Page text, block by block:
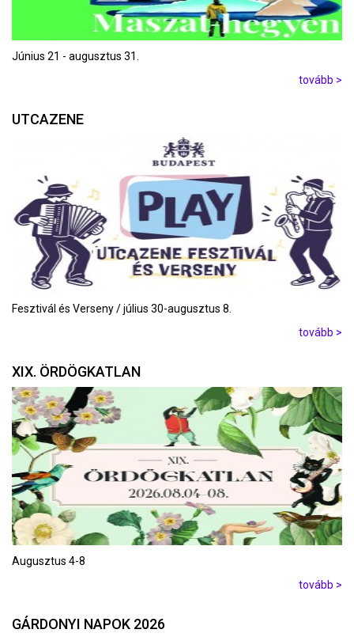
Június 21 - augusztus 31.
tovább >
UTCAZENE
Fesztivál és Verseny / július 30-augusztus 8.
tovább >
XIX. ÖRDÖGKATLAN
Augusztus 4-8
tovább >
GÁRDONYI NAPOK 2026